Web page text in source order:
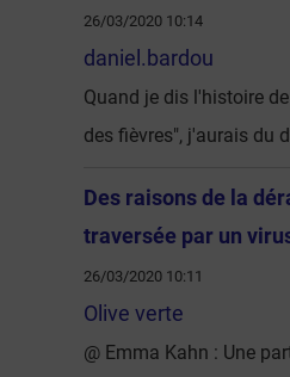
26/03/2020 10:14
daniel.bardou
Quand je dis l'histoire
des fièvres", j'aurais du
Des raisons de la
traversée par un
26/03/2020 10:11
Olive verte
@ Emma Kahn : Une